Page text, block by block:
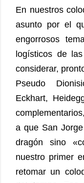
En nuestros
asunto por el
engorrosos
logísticos de
considerar,
Pseudo
Eckhart,
a que San
dragón sino
nuestro primer
retomar un